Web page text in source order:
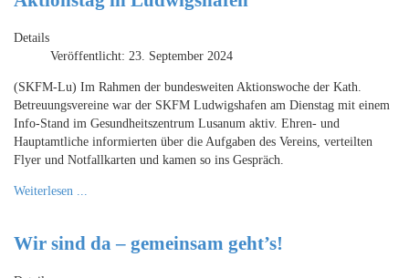
Details
Veröffentlicht: 23. September 2024
(SKFM-Lu) Im Rahmen der bundesweiten Aktionswoche der Kath.
Betreuungsvereine war der SKFM Ludwigshafen am Dienstag mit einem
Info-Stand im Gesundheitszentrum Lusanum aktiv. Ehren- und
Hauptamtliche informierten über die Aufgaben des Vereins, verteilten
Flyer und Notfallkarten und kamen so ins Gespräch.
Weiterlesen ...
Wir sind da – gemeinsam geht’s!